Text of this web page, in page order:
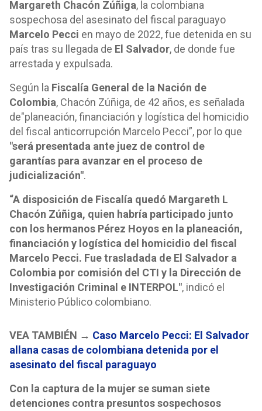
Margareth Chacón Zúñiga, la colombiana
sospechosa del asesinato del fiscal paraguayo
Marcelo Pecci en mayo de 2022, fue detenida en su
país tras su llegada de El Salvador, de donde fue
arrestada y expulsada.
Según la Fiscalía General de la Nación de
Colombia, Chacón Zúñiga, de 42 años, es señalada
de"planeación, financiación y logística del homicidio
del fiscal anticorrupción Marcelo Pecci”, por lo que
"será presentada ante juez de control de
garantías para avanzar en el proceso de
judicialización".
“A disposición de Fiscalía quedó Margareth L
Chacón Zúñiga, quien habría participado junto
con los hermanos Pérez Hoyos en la planeación,
financiación y logística del homicidio del fiscal
Marcelo Pecci. Fue trasladada de El Salvador a
Colombia por comisión del CTI y la Dirección de
Investigación Criminal e INTERPOL", indicó el
Ministerio Público colombiano.
VEA TAMBIÉN → Caso Marcelo Pecci: El Salvador
allana casas de colombiana detenida por el
asesinato del fiscal paraguayo
Con la captura de la mujer se suman siete
detenciones contra presuntos sospechosos